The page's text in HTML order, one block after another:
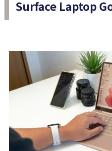
Surface Laptop